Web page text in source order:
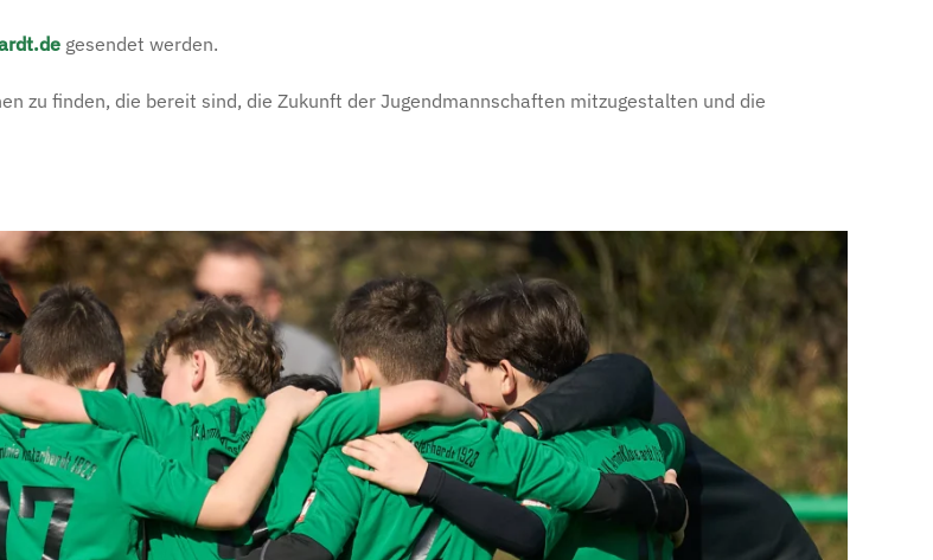
gesendet werden.
zu finden, die bereit sind, die Zukunft der Jugendmannschaften mitzugestalten und die